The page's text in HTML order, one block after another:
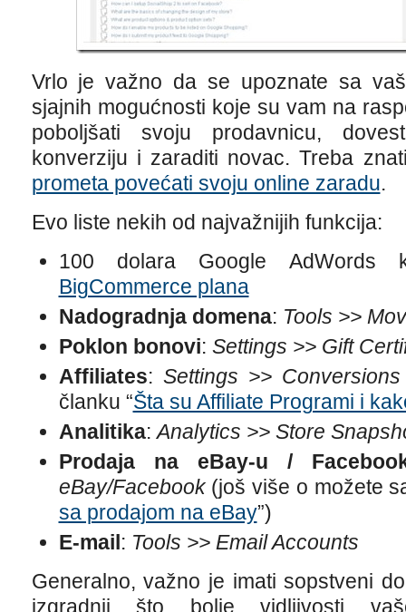
Vrlo je važno da se upoznate sa
sjajnih mogućnosti koje su vam na
poboljšati svoju prodavnicu,
konverziju i zaraditi novac. Treba
prometa povećati svoju online zaradu.
Evo liste nekih od najvažnijih funkcija:
100 dolara Google AdWords
BigCommerce plana
Nadogradnja domena: Tools >>
Poklon bonovi: Settings >> Gift
Affiliates: Settings >> Conversions
članku “Šta su Affiliate Programi i
Analitika:Analytics >> Store
Prodaja na eBay-u /
eBay/Facebook(još više o možete
sa prodajom na eBay”)
E-mail: Tools >> Email Accounts
Generalno, važno je imati sopstveni
izgradnji što bolje vidljivosti